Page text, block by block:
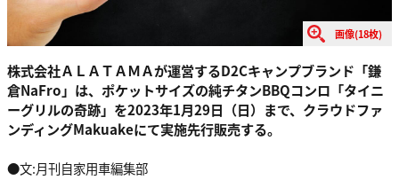
画像(18枚)
株式会社ＡＬＡＴＡＭＡが運営するD2Cキャンプブランド「鎌
倉NaFro」は、ポケットサイズの純チタンBBQコンロ「タイニ
ーグリルの奇跡」を2023年1月29日（日）まで、クラウドファ
ンディングMakuakeにて実施先行販売する。
●文:月刊自家用車編集部